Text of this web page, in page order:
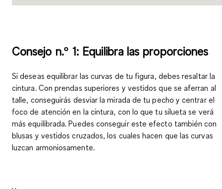
Consejo n.º 1: Equilibra las proporciones
Si deseas equilibrar las curvas de tu figura, debesresaltar la
cintura. Con prendas superiores y vestidos que se aferran al
talle, conseguirás desviar la mirada de tu pecho y centrar el
foco de atención en la cintura, con lo que tu silueta se verá
más equilibrada. Puedes conseguir este efecto también con
blusas y vestidos cruzados, los cuales hacen que las curvas
luzcan armoniosamente.